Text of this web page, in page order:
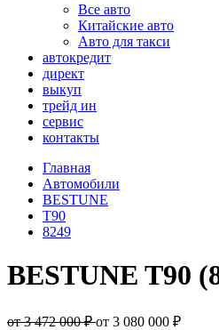
Все авто
Китайские авто
Авто для такси
автокредит
директ
выкуп
трейд ин
сервис
контакты
Главная
Автомобили
BESTUNE
T90
8249
BESTUNE T90
от 3 472 000 ₽от 3 080 000 ₽